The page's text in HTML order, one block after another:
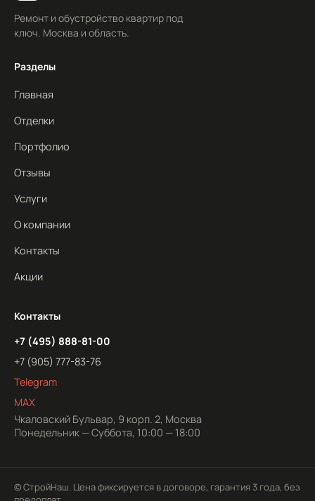
Ремонт и обустройство квартир под
ключ. Москва и область.
Разделы
Главная
Отделки
Портфолио
Отзывы
Услуги
О компании
Контакты
Акции
Контакты
+7 (495) 888-81-00
+7 (905) 777-83-76
Telegram
MAX
Чкаловский Бульвар, 9 корп. 2, Москва
Понедельник — Суббота, 10:00 — 18:00
© СтройНаш. Цена фиксируется в договоре, гарантия 3 года, без